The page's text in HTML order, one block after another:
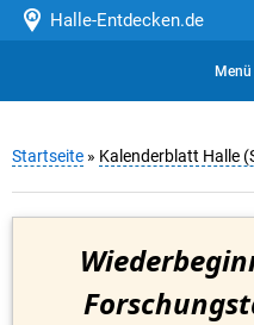
Halle-Entdecken.de
Startseite » Kalenderblatt Halle